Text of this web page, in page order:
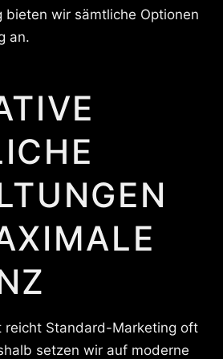
bieten wir sämtliche Optionen
an.
reicht Standard-Marketing oft
setzen wir auf moderne